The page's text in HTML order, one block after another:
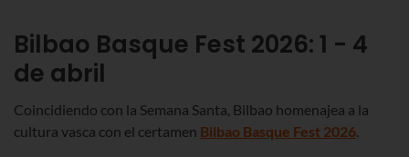
Bilbao Basque Fest 2026: 1 - 4
de abril
Coincidiendo con la Semana Santa, Bilbao homenajea a la
cultura vasca con el certamen Bilbao Basque Fest 2026.